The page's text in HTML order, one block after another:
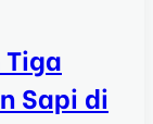
Tiga
Sapi di